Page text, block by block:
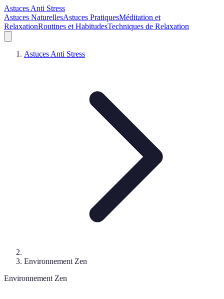
Astuces Anti Stress
Astuces NaturellesAstuces PratiquesMéditation et
RelaxationRoutines et HabitudesTechniques de Relaxation
Astuces Anti Stress
Environnement Zen
Environnement Zen